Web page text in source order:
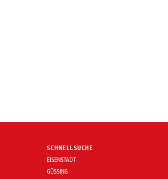
SCHNELLSUCHE
EISENSTADT
GÜSSING